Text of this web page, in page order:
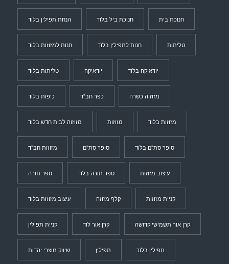
הנחת תפילין בלוד חנוכת ביל בלוד חנוכת בית
חנות למזוזות בלוד חנות לתפילין בלוד טליתות
טליתות בלוד יודאיקה יודאיקה בלוד
כיפות בלוד כפר חב"ד מזוזוה כשרה
מזוזוה לבית חדש בלוד מזוזות מזוזות בלוד
מזוזות חב"ד סופר סת"ם סופר סת"ם בלוד
ספר תורה ספר תורה בלוד עיצוב מזוזות
עיצוב מזוזות בלוד קלף מזוזה קניית מזוזות
קניית תפילין קרן אור לוד קרן אור תשמישי קדושה
שיווק מוצרי יהדות תפילין תפילין בלוד